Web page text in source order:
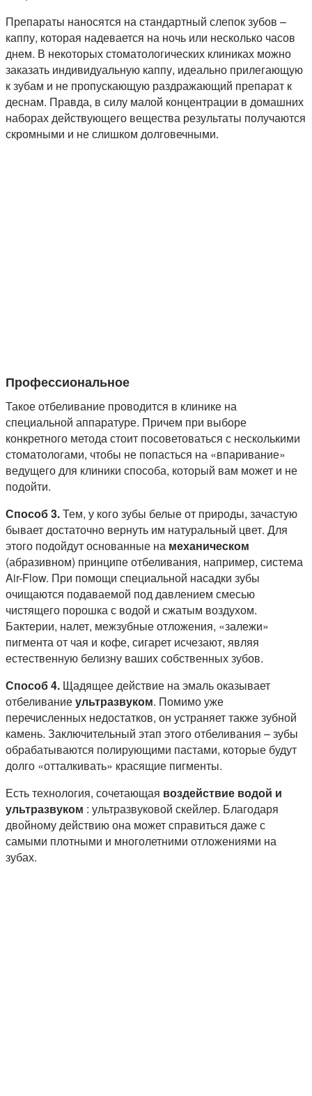
Препараты наносятся на стандартный слепок зубов –
каппу, которая надевается на ночь или несколько часов
днем. В некоторых стоматологических клиниках можно
заказать индивидуальную каппу, идеально прилегающую
к зубам и не пропускающую раздражающий препарат к
деснам. Правда, в силу малой концентрации в домашних
наборах действующего вещества результаты получаются
скромными и не слишком долговечными.
Профессиональное
Такое отбеливание проводится в клинике на
специальной аппаратуре. Причем при выборе
конкретного метода стоит посоветоваться с несколькими
стоматологами, чтобы не попасться на «впаривание»
ведущего для клиники способа, который вам может и не
подойти.
Способ 3.Тем, у кого зубы белые от природы, зачастую
бывает достаточно вернуть им натуральный цвет. Для
этого подойдут основанные на механическом
(абразивном) принципе отбеливания, например, система
Air-Flow. При помощи специальной насадки зубы
очищаются подаваемой под давлением смесью
чистящего порошка с водой и сжатым воздухом.
Бактерии, налет, межзубные отложения, «залежи»
пигмента от чая и кофе, сигарет исчезают, являя
естественную белизну ваших собственных зубов.
Способ 4. Щадящее действие на эмаль оказывает
отбеливаниеультразвуком. Помимо уже
перечисленных недостатков, он устраняет также зубной
камень. Заключительный этап этого отбеливания – зубы
обрабатываются полирующими пастами, которые будут
долго «отталкивать» красящие пигменты.
Есть технология, сочетающая воздействие водой и
ультразвуком : ультразвуковой скейлер. Благодаря
двойному действию она может справиться даже с
самыми плотными и многолетними отложениями на
зубах.